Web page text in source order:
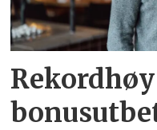
Rekordhøy